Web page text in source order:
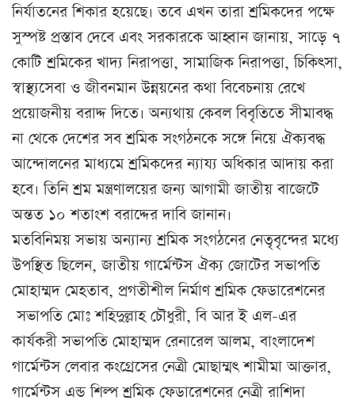
নির্যাতনের শিকার হয়েছে। তবে এখন তারা শ্রমিকদের পক্ষে
সুস্পষ্ট প্রস্তাব দেবে এবং সরকারকে আহ্বান জানায়, সাড়ে ৭
কোটি শ্রমিকের খাদ্য নিরাপত্তা, সামাজিক নিরাপত্তা, চিকিৎসা,
স্বাস্থ্যসেবা ও জীবনমান উন্নয়নের কথা বিবেচনায় রেখে
প্রয়োজনীয় বরাদ্দ দিতে। অন্যথায় কেবল বিবৃতিতে সীমাবদ্ধ
না থেকে দেশের সব শ্রমিক সংগঠনকে সঙ্গে নিয়ে ঐক্যবদ্ধ
আন্দোলনের মাধ্যমে শ্রমিকদের ন্যায্য অধিকার আদায় করা
হবে। তিনি শ্রম মন্ত্রণালয়ের জন্য আগামী জাতীয় বাজেটে
অন্তত ১০ শতাংশ বরাদ্দের দাবি জানান।
মতবিনিময় সভায় অন্যান্য শ্রমিক সংগঠনের নেতৃবৃন্দের মধ্যে
উপস্থিত ছিলেন, জাতীয় গার্মেন্টস ঐক্য জোটের সভাপতি
মোহাম্মদ মেহতাব, প্রগতীশীল নির্মাণ শ্রমিক ফেডারেশনের
সভাপতি মোঃ শহিদুল্লাহ চৌধুরী, বি আর ই এল-এর
কার্যকরী সভাপতি মোহাম্মদ রেনারেল আলম, বাংলাদেশ
গার্মেন্টস লেবার কংগ্রেসের নেত্রী মোছাম্মৎ শামীমা আক্তার,
গার্মেন্টস এন্ড শিল্প শ্রমিক ফেডারেশনের নেত্রী রাশিদা